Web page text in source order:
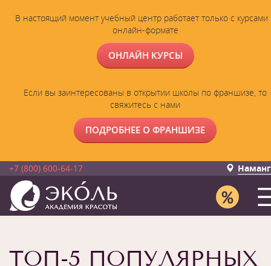
В настоящий момент учебный центр работает только с курсами
онлайн-формате
ОНЛАЙН КУРСЫ
Если вы заинтересованы в открытии школы по франшизе, то
свяжитесь с нами
ПОДРОБНЕЕ О ФРАНШИЗЕ
+7 (800) 600-64-17
ТОП-5 ПОПУЛЯРНЫХ